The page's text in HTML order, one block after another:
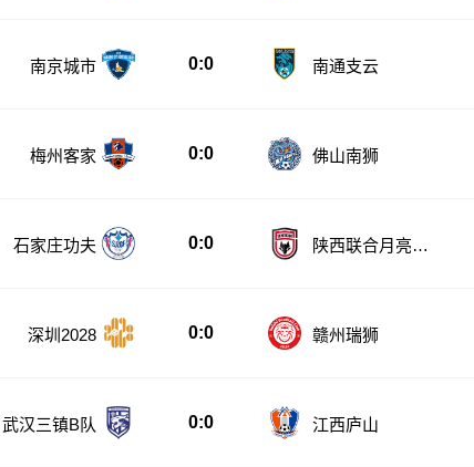
南京城市 0:0 南通支云
梅州客家 0:0 佛山南狮
石家庄功夫 0:0
陕西联合月亮泊
深圳2028 0:0 赣州瑞狮
武汉三镇B队 0:0 江西庐山